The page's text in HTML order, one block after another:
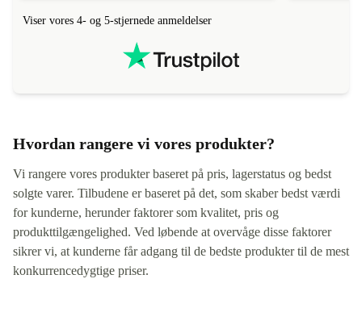
Viser vores 4- og 5-stjernede anmeldelser
Hvordan rangere vi vores produkter?
Vi rangere vores produkter baseret på pris, lagerstatus og bedst
solgte varer. Tilbudene er baseret på det, som skaber bedst værdi
for kunderne, herunder faktorer som kvalitet, pris og
produkttilgængelighed. Ved løbende at overvåge disse faktorer
sikrer vi, at kunderne får adgang til de bedste produkter til de mest
konkurrencedygtige priser.